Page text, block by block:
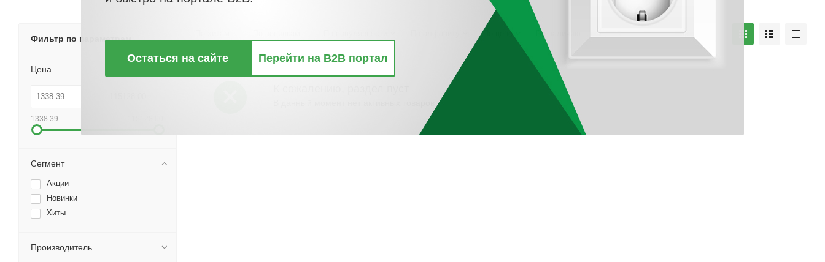
По цене По наличию
Фильтр по параметрам
Цена
1338.39
Сегмент
Акции
Новинки
Хиты
Производитель
Остаться на сайте Перейти на B2B портал